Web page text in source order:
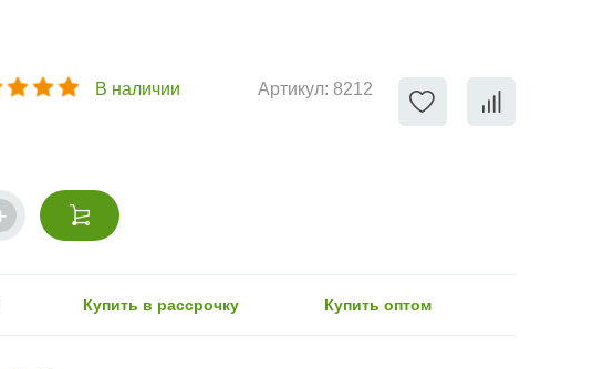
В наличии Артикул: 8212
Купить в рассрочку Купить оптом